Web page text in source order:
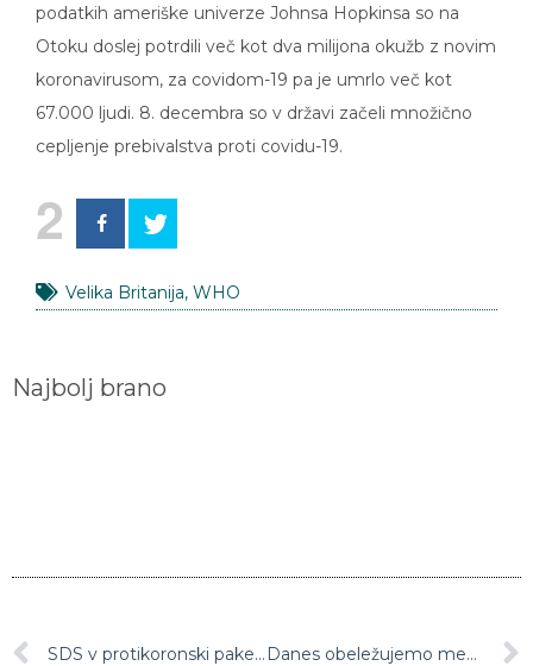
podatkih ameriške univerze Johnsa Hopkinsa so na
Otoku doslej potrdili več kot dva milijona okužb z novim
koronavirusom, za covidom-19 pa je umrlo več kot
67.000 ljudi. 8. decembra so v državi začeli množično
cepljenje prebivalstva proti covidu-19.
2
Velika Britanija, WHO
Najbolj brano
SDS v protikoronski paket podtaknila še eno kukavičje jajce, ki nima nobeve veze z epidemijo Danes obeležujemo mednarodni dan solidarnosti